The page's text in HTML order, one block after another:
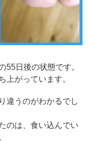
55日後の状態です。
上がっています。
違うのがわかるでし
のは、食い込んでい